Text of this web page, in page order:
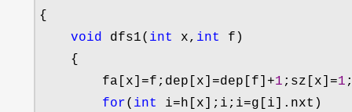
{
void dfs1( int x, int
f)
    {
        fa[x]
=f;dep[x]=dep[f]+1 ;sz[x]=1
for( int i=h[x];i;i=g[i].nxt)